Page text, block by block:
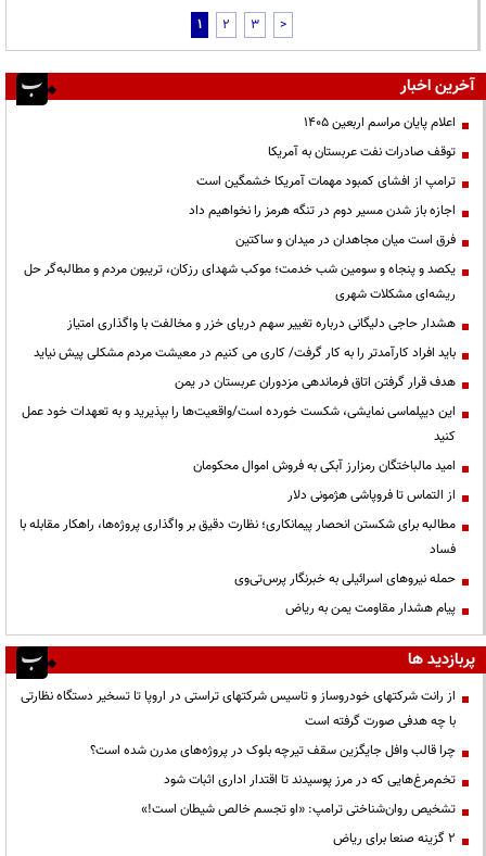
1 2 3 >
آخرین اخبار
اعلام پایان مراسم اربعین ۱۴۰۵
توقف صادرات نفت عربستان به آمریکا
ترامپ از افشای کمبود مهمات آمریکا خشمگین است
اجازه باز شدن مسیر دوم در تنگه هرمز را نخواهیم داد
فرق است میان مجاهدان در میدان و ساکتین
یکصد و پنجاه و سومین شب خدمت؛ موکب شهدای رزکان، تریبون مردم و مطالبه‌گر حل
ریشه‌ای مشکلات شهری
هشدار حاجی دلیگانی درباره تغییر سهم دریای خزر و مخالفت با واگذاری امتیاز
باید افراد کارآمدتر را به کار گرفت/ کاری می کنیم در معیشت مردم مشکلی پیش نیاید
هدف قرار گرفتن اتاق‌ فرماندهی مزدوران عربستان در یمن
این دیپلماسی نمایشی، شکست خورده است/واقعیت‌ها را بپذیرید و به تعهدات خود عمل
کنید
امید مالباختگان رمزارز آبکی به فروش اموال محکومان
از التماس تا فروپاشی هژمونی دلار
مطالبه برای شکستن انحصار پیمانکاری؛ نظارت دقیق بر واگذاری پروژه‌ها، راهکار مقابله با
فساد
حمله نیروهای اسرائیلی به خبرنگار پرس‌تی‌وی
پیام هشدار مقاومت یمن به ریاض
پربازدید ها
از رانت‌ شرکتهای خودروساز و تاسیس شرکتهای تراستی در اروپا تا تسخیر دستگاه نظارتی
با چه هدفی صورت گرفته است
چرا قالب وافل جایگزین سقف تیرچه بلوک در پروژه‌های مدرن شده است؟
تخم‌مرغ‌هایی که در مرز پوسیدند تا اقتدار اداری اثبات شود
تشخیص روان‌شناختی ترامپ: «او تجسم خالص شیطان است!»
۲ گزینه صنعا برای ریاض